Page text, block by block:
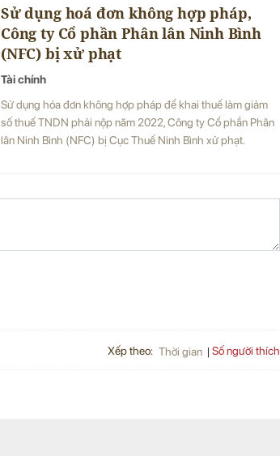
Sử dụng hoá đơn không hợp pháp,
Công ty Cổ phần Phân lân Ninh Bình
(NFC) bị xử phạt
Tài chính
Sử dụng hóa đơn không hợp pháp để khai thuế làm giảm
số thuế TNDN phải nộp năm 2022, Công ty Cổ phần Phân
lân Ninh Bình (NFC) bị Cục Thuế Ninh Bình xử phạt.
Xếp theo: Thời gian Số người thích